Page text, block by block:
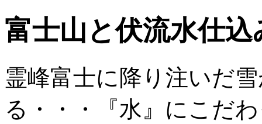
富士山と伏流水仕
霊峰富士に降り注いだ
る・・・『水』にこだ